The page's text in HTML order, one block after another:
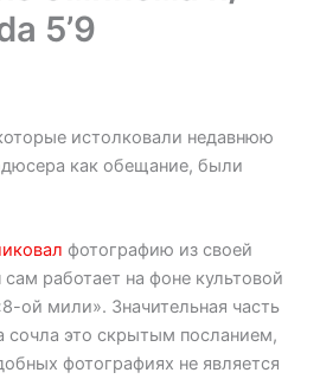
5’9
истолковали недавнюю
как обещание, были
фотографию из своей
работает на фоне культовой
ой мили». Значительная часть
сочла это скрытым посланием,
фотографиях не является